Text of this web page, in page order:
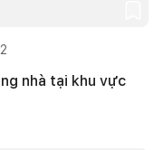
nhà tại khu vực